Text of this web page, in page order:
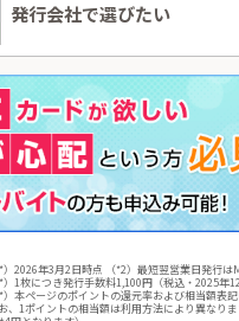
発行会社で選びたい
2026年3月2日時点 （*2）最短翌営業日発行
1枚につき発行手数料1,100円（税込・2025年12
本ページのポイントの還元率および相当額表
、1ポイントの相当額は利用方法により異なり